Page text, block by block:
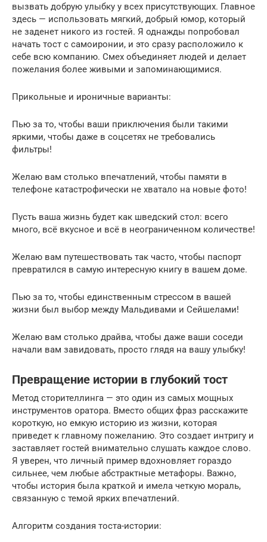
вызвать добрую улыбку у всех присутствующих. Главное
здесь — использовать мягкий, добрый юмор, который
не заденет никого из гостей. Я однажды попробовал
начать тост с самоиронии, и это сразу расположило к
себе всю компанию. Смех объединяет людей и делает
пожелания более живыми и запоминающимися.
Прикольные и ироничные варианты:
Пью за то, чтобы ваши приключения были такими
яркими, чтобы даже в соцсетях не требовались
фильтры!
Желаю вам столько впечатлений, чтобы памяти в
телефоне катастрофически не хватало на новые фото!
Пусть ваша жизнь будет как шведский стол: всего
много, всё вкусное и всё в неограниченном количестве!
Желаю вам путешествовать так часто, чтобы паспорт
превратился в самую интересную книгу в вашем доме.
Пью за то, чтобы единственным стрессом в вашей
жизни был выбор между Мальдивами и Сейшелами!
Желаю вам столько драйва, чтобы даже ваши соседи
начали вам завидовать, просто глядя на вашу улыбку!
Превращение истории в глубокий тост
Метод сторителлинга — это один из самых мощных
инструментов оратора. Вместо общих фраз расскажите
короткую, но емкую историю из жизни, которая
приведет к главному пожеланию. Это создает интригу и
заставляет гостей внимательно слушать каждое слово.
Я уверен, что личный пример вдохновляет гораздо
сильнее, чем любые абстрактные метафоры. Важно,
чтобы история была краткой и имела четкую мораль,
связанную с темой ярких впечатлений.
Алгоритм создания тоста-истории: